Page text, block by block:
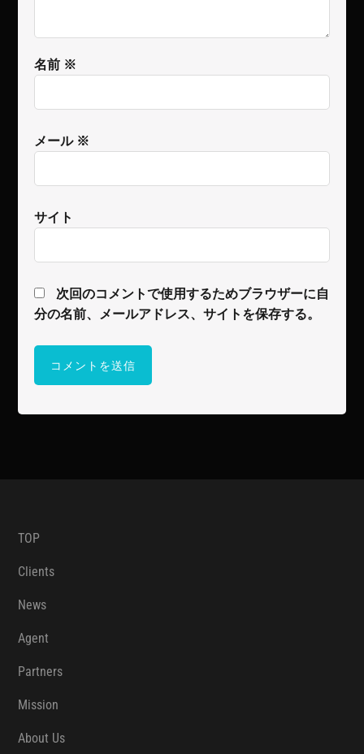
名前 ※
メール ※
サイト
次回のコメントで使用するためブラウザーに自
分の名前、メールアドレス、サイトを保存する。
TOP
Clients
News
Agent
Partners
Mission
About Us